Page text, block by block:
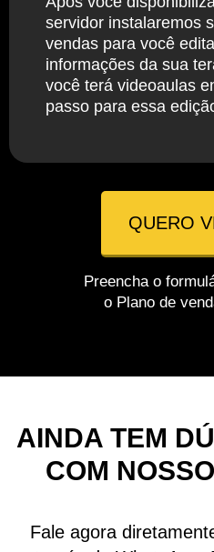
servidor instalaremos
vendas para você
informações da sua
você terá videoaulas
passo para essa
QUERO
Preencha o
o Plano de
AINDA TEM
COM
Fale agora